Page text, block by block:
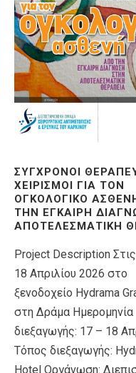
ΣΎΓΧΡΟΝΟΙ
ΧΕΙΡΙΣΜΟΊ ΓΙΑ ΤΟΝ
ΟΓΚΟΛΟΓΙΚΌ
ΤΗΝ ΈΓΚΑΙΡΗ
ΑΠΟΤΕΛΕΣΜΑΤΙΚΉ
Project Description
18 Απριλίου 2026 στο
ξενοδοχείο Hydrama
στη Δράμα Ημερομηνία
διεξαγωγής: 17 – 18
Τόπος διεξαγωγής:
Hotel Οργάνωση: